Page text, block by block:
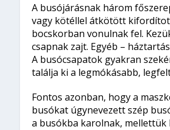
A busójárásnak három
vagy kötéllel átkötött
bocskorban vonulnak fel.
csapnak zajt. Egyéb –
A busócsapatok gyakran
találja ki a legmókásabb,
Fontos azonban, hogy a
busókat úgynevezett szép
a busókba karolnak, mellettük